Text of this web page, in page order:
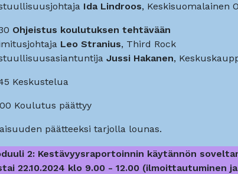
Ida Lindroos, Keskisuomalainen
Ohjeistus koulutuksen tehtävään
Leo Stranius, Third Rock
Jussi Hakanen,
Keskustelua
Koulutus päättyy
päätteeksi tarjolla lounas.
2: Kestävyysraportoinnin käytännön
22.10.2024 klo 9.00 - 12.00 (ilmoittautuminen